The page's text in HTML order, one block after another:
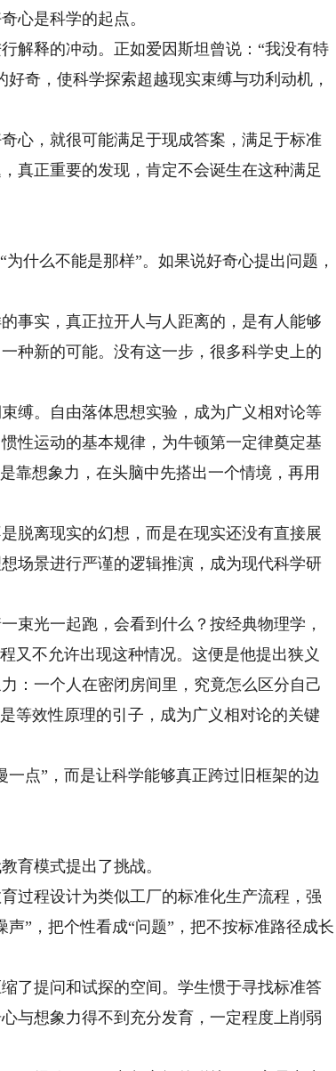
心是科学的起点。
释的冲动。正如爱因斯坦曾说：“我没有特
奇，使科学探索超越现实束缚与功利动机，
，就很可能满足于现成答案，满足于标准
真正重要的发现，肯定不会诞生在这种满足
什么不能是那样”。如果说好奇心提出问题，
实，真正拉开人与人距离的，是有人能够
种新的可能。没有这一步，很多科学史上的
。自由落体思想实验，成为广义相对论等
性运动的基本规律，为牛顿第一定律奠定基
靠想象力，在头脑中先搭出一个情境，再用
离现实的幻想，而是在现实还没有直接展
场景进行严谨的逻辑推演，成为现代科学研
光一起跑，会看到什么？按经典物理学，
又不允许出现这种情况。这便是他提出狭义
：一个人在密闭房间里，究竟怎么区分自己
等效性原理的引子，成为广义相对论的关键
点”，而是让科学能够真正跨过旧框架的边
模式提出了挑战。
程设计为类似工厂的标准化生产流程，强
”，把个性看成“问题”，把不按标准路径成长
提问和试探的空间。学生惯于寻找标准答
与想象力得不到充分发育，一定程度上削弱